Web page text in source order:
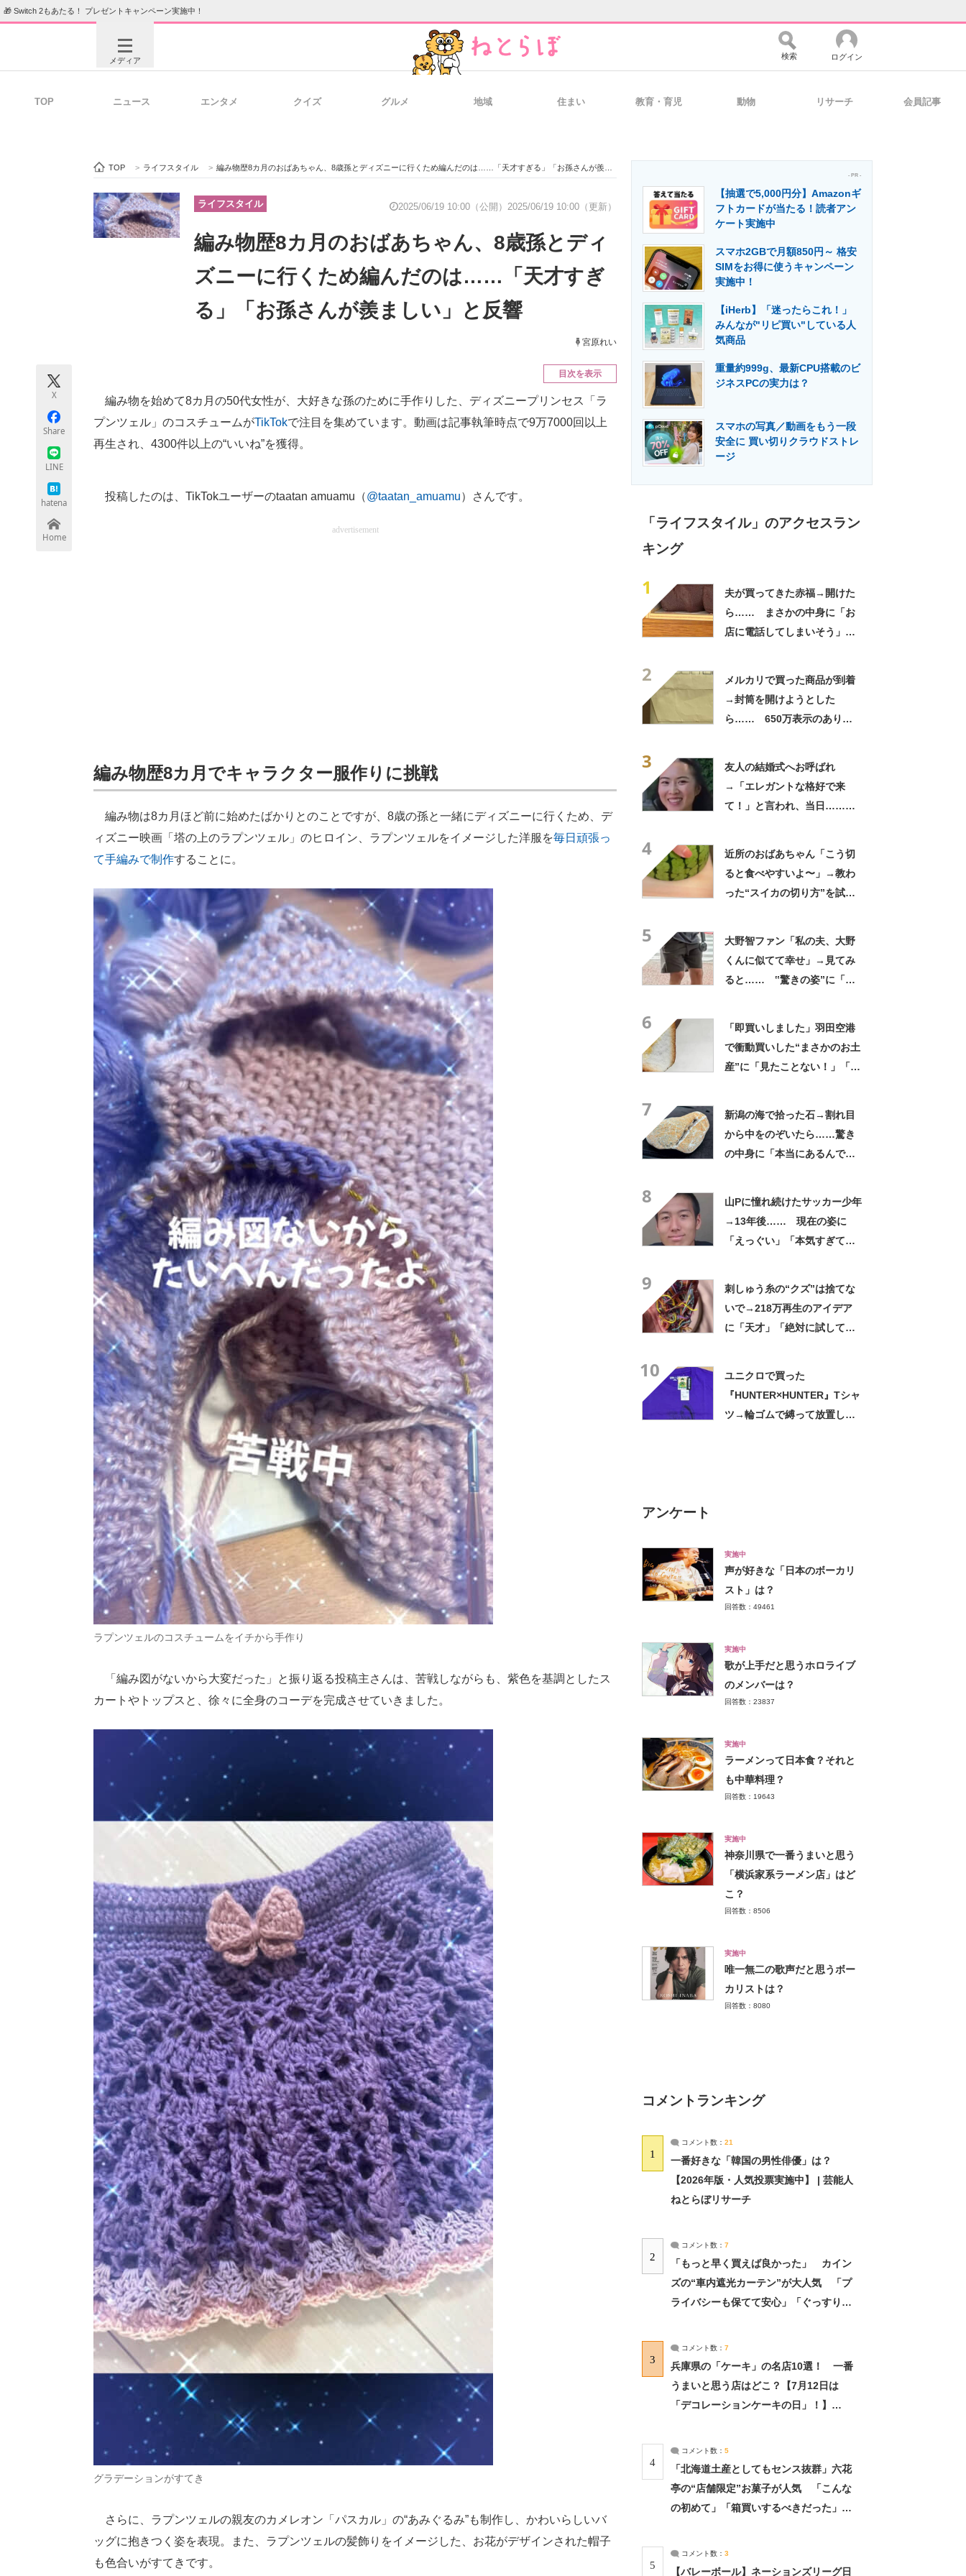
🎁 Switch 2もあたる！ プレゼントキャンペーン実施中！
メディア
ビジネスと働き方のヒント 経営リーダーのコミュニティ マーケ×ITの今がよく分かる
製造業のIT導入・活用を支援
エネルギーの専門メディア 建設×テクノロジーの最前線
ちょっと気になるネットの話題
検索 ログイン
TOP ニュース エンタメ クイズ グルメ 地域 住まい 教育・育児 動物 リサーチ 会員記事
TOP > ライフスタイル > 編み物歴8カ月のおばあちゃん、8歳孫とディズニーに行くため編んだのは……「天才すぎる」「お孫さんが羨ましい」と反響
ライフスタイル 2025/06/19 10:00（公開） 2025/06/19 10:00（更新）
編み物歴8カ月のおばあちゃん、8歳孫とディ
ズニーに行くため編んだのは……「天才すぎ
る」「お孫さんが羨ましい」と反響
宮原れい
X
Share
LINE
hatena
Home
目次を表示
編み物を始めて8カ月の50代女性が、大好きな孫のために手作りした、ディズニープリンセス「ラ
プンツェル」のコスチュームがTikTokで注目を集めています。動画は記事執筆時点で9万7000回以上
再生され、4300件以上の“いいね”を獲得。
投稿したのは、TikTokユーザーのtaatan amuamu（@taatan_amuamu）さんです。
advertisement
編み物歴8カ月でキャラクター服作りに挑戦
編み物は8カ月ほど前に始めたばかりとのことですが、8歳の孫と一緒にディズニーに行くため、デ
ィズニー映画「塔の上のラプンツェル」のヒロイン、ラプンツェルをイメージした洋服を毎日頑張っ
て手編みで制作することに。
ラプンツェルのコスチュームをイチから手作り
「編み図がないから大変だった」と振り返る投稿主さんは、苦戦しながらも、紫色を基調としたス
カートやトップスと、徐々に全身のコーデを完成させていきました。
グラデーションがすてき
さらに、ラプンツェルの親友のカメレオン「パスカル」の“あみぐるみ”も制作し、かわいらしいバ
ッグに抱きつく姿を表現。また、ラプンツェルの髪飾りをイメージした、お花がデザインされた帽子
も色合いがすてきです。
- PR -
【抽選で5,000円分】Amazonギ
フトカードが当たる！読者アン
ケート実施中
スマホ2GBで月額850円～ 格安
SIMをお得に使うキャンペーン
実施中！
【iHerb】「迷ったらこれ！」
みんなが"リピ買い"している人
気商品
重量約999g、最新CPU搭載のビ
ジネスPCの実力は？
スマホの写真／動画をもう一段
安全に 買い切りクラウドストレ
ージ
「ライフスタイル」のアクセスラン
キング
1
夫が買ってきた赤福→開けた
ら…… まさかの中身に「お
店に電話してしまいそう」
2
メルカリで買った商品が到着
→封筒を開けようとした
ら…… 650万表示のありえ
3
友人の結婚式へお呼ばれ
→「エレガントな格好で来
て！」と言われ、当日……ま
4
近所のおばあちゃん「こう切
ると食べやすいよ〜」→教わ
った“スイカの切り方”を試し
5
大野智ファン「私の夫、大野
くんに似てて幸せ」→見てみ
ると…… ‟驚きの姿”に「最
6
「即買いしました」羽田空港
で衝動買いした“まさかのお土
産”に「見たことない！」「み
7
新潟の海で拾った石→割れ目
から中をのぞいたら……驚き
の中身に「本当にあるんです
8
山Pに憧れ続けたサッカー少年
→13年後…… 現在の姿に
「えっぐい」「本気すぎて尊
9
刺しゅう糸の“クズ”は捨てな
いで→218万再生のアイデア
に「天才」「絶対に試してみ
10
ユニクロで買った
『HUNTER×HUNTER』Tシャ
ツ→輪ゴムで縛って放置した
アンケート
実施中
声が好きな「日本のボーカリ
スト」は？
回答数：49461
実施中
歌が上手だと思うホロライブ
のメンバーは？
回答数：23837
実施中
ラーメンって日本食？それと
も中華料理？
回答数：19643
実施中
神奈川県で一番うまいと思う
「横浜家系ラーメン店」はど
こ？
回答数：8506
実施中
唯一無二の歌声だと思うボー
カリストは？
回答数：8080
コメントランキング
1
コメント数： 21
一番好きな「韓国の男性俳優」は？
【2026年版・人気投票実施中】 | 芸能人
ねとらぼリサーチ
2
コメント数： 7
「もっと早く買えば良かった」 カイン
ズの“車内遮光カーテン”が大人気 「プ
ライバシーも保てて安心」「ぐっすり眠
3
コメント数： 7
兵庫県の「ケーキ」の名店10選！ 一番
うまいと思う店はどこ？【7月12日は
「デコレーションケーキの日」！】
4
コメント数： 5
「北海道土産としてもセンス抜群」六花
亭の“店舗限定”お菓子が人気 「こんな
の初めて」「箱買いするべきだった」
5
コメント数： 3
【バレーボール】ネーションズリーグ日